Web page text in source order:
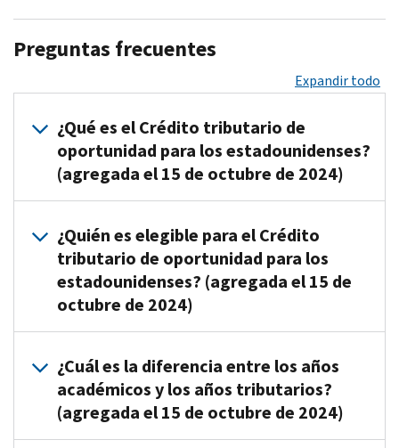
Preguntas frecuentes
Expandir todo
¿Qué es el Crédito tributario de
oportunidad para los estadounidenses?
(agregada el 15 de octubre de 2024)
crédito
por
gastos
por
estudios
pagados
para
un
¿Quién es elegible para el Crédito
tributario de oportunidad para los
estadounidenses? (agregada el 15 de
octubre de 2024)
estudiante
elegible
tiene
que
¿Cuál es la diferencia entre los años
académicos y los años tributarios?
(agregada el 15 de octubre de 2024)